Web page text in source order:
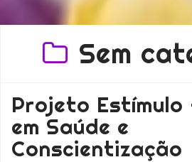
Sem
Projeto Estímulo
em Saúde e
Conscientização